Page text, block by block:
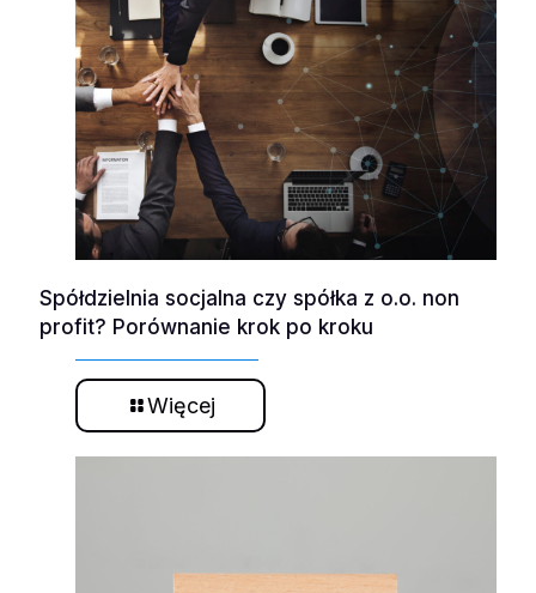
Spółdzielnia socjalna czy spółka z o.o. non
profit? Porównanie krok po kroku
Więcej